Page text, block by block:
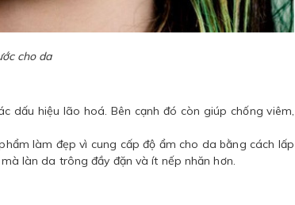
cho da
dấu hiệu lão hoá. Bên cạnh đó còn giúp chống viêm,
làm đẹp vì cung cấp độ ẩm cho da bằng cách lấp
làn da trông đầy đặn và ít nếp nhăn hơn.